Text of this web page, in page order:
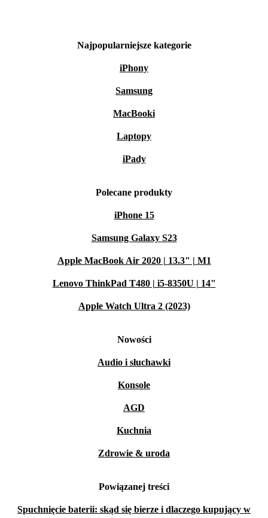
Najpopularniejsze kategorie
iPhony
Samsung
MacBooki
Laptopy
iPady
Polecane produkty
iPhone 15
Samsung Galaxy S23
Apple MacBook Air 2020 | 13.3" | M1
Lenovo ThinkPad T480 | i5-8350U | 14"
Apple Watch Ultra 2 (2023)
Nowości
Audio i słuchawki
Konsole
AGD
Kuchnia
Zdrowie & uroda
Powiązanej treści
Spuchnięcie baterii: skąd się bierze i dlaczego kupujący w